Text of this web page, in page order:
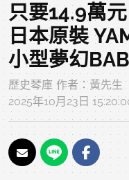
只要14.9萬
日本原裝
小型夢幻
歷史琴庫 作者：黃先生
2025年10月23日